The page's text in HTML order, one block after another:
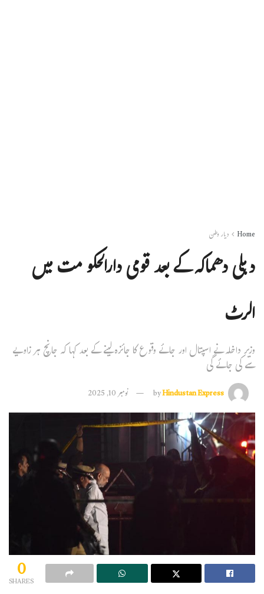
Home دیار وطن
دہلی دھماکہ کے بعد قومی دارالحکو مت میں
الرٹ
وزیر داخلہ نے اسپتال اور جائے وقوع کا جائزہ لینے کے بعد کہا کہ جانچ ہر زاویے
سے کی جائے گی
byHindustan Express نومبر 10, 2025
0
SHARES